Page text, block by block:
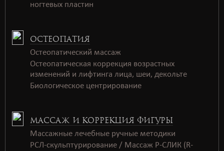
ногтевых пластин
ОСТЕОПАТИЯ
Остеопатический массаж
Остеопатическая коррекция возрастных
изменений и лифтинга лица, шеи, декольте
Биологическое центрирование
МАССАЖ И КОРРЕКЦИЯ ФИГУРЫ
Массажные лечебные ручные методики
РСЛ-скульптурирование / Массаж Р-СЛИК (R-